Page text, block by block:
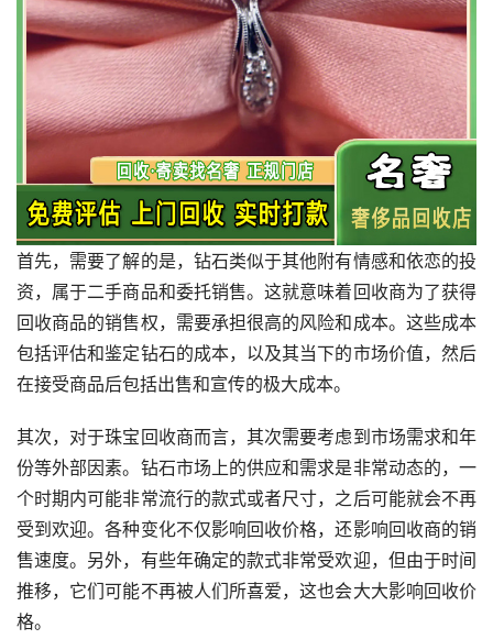
首先，需要了解的是，钻石类似于其他附有情感和依恋的投
资，属于二手商品和委托销售。这就意味着回收商为了获得
回收商品的销售权，需要承担很高的风险和成本。这些成本
包括评估和鉴定钻石的成本，以及其当下的市场价值，然后
在接受商品后包括出售和宣传的极大成本。
其次，对于珠宝回收商而言，其次需要考虑到市场需求和年
份等外部因素。钻石市场上的供应和需求是非常动态的，一
个时期内可能非常流行的款式或者尺寸，之后可能就会不再
受到欢迎。各种变化不仅影响回收价格，还影响回收商的销
售速度。另外，有些年确定的款式非常受欢迎，但由于时间
推移，它们可能不再被人们所喜爱，这也会大大影响回收价
格。